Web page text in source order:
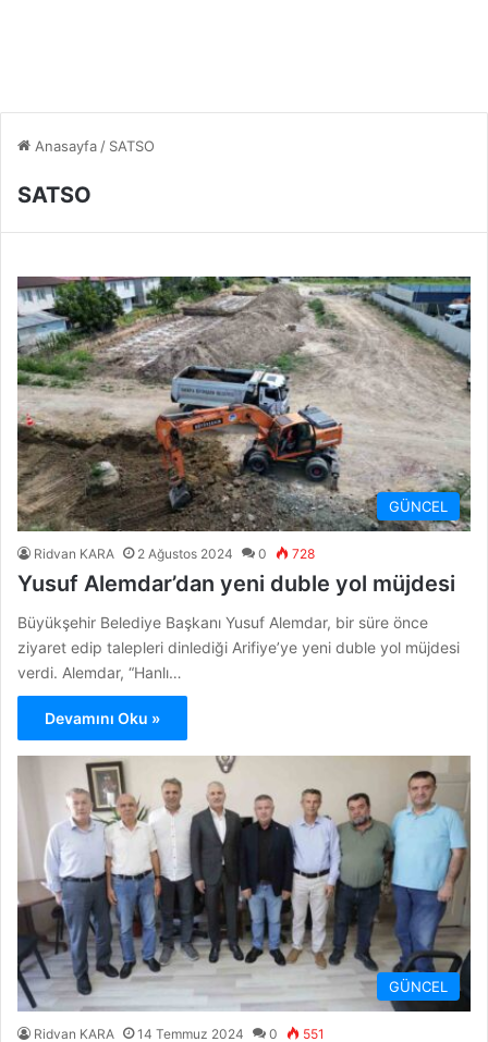
Anasayfa / SATSO
SATSO
GÜNCEL
Ridvan KARA 2 Ağustos 2024 0 728
Yusuf Alemdar’dan yeni duble yol müjdesi
Büyükşehir Belediye Başkanı Yusuf Alemdar, bir süre önce
ziyaret edip talepleri dinlediği Arifiye’ye yeni duble yol müjdesi
verdi. Alemdar, “Hanlı…
Devamını Oku »
GÜNCEL
Ridvan KARA 14 Temmuz 2024 0 551